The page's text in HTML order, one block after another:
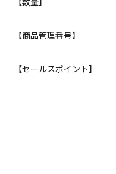
【商品管理番号】
【セールスポイント】